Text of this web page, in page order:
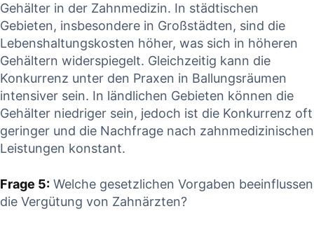
Gehälter⁢ in‌ der Zahnmedizin. In städtischen
Gebieten, insbesondere in Großstädten, sind‌ die
Lebenshaltungskosten höher, ‌was sich in höheren
Gehältern widerspiegelt.‍ Gleichzeitig kann die​
Konkurrenz unter den Praxen ⁤in Ballungsräumen‍
intensiver sein. ​In ländlichen Gebieten können die
Gehälter niedriger sein, jedoch ist ⁢die Konkurrenz oft
geringer‌ und die ​Nachfrage​ nach zahnmedizinischen
Leistungen⁤ konstant.
Frage 5: Welche gesetzlichen Vorgaben ‍beeinflussen
die Vergütung⁣ von Zahnärzten?